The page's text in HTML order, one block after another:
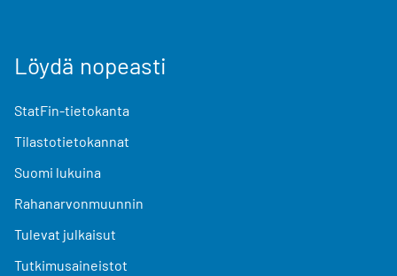
Löydä nopeasti
StatFin-tietokanta
Tilastotietokannat
Suomi lukuina
Rahanarvonmuunnin
Tulevat julkaisut
Tutkimusaineistot